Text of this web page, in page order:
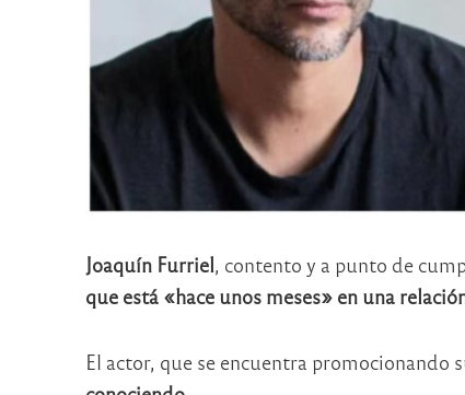
Joaquín Furriel, contento y a punto de
que está «hace unos meses» en una
El actor, que se encuentra